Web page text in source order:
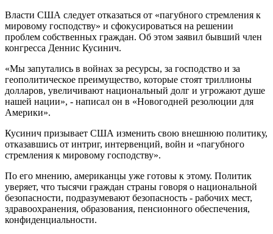
Власти США следует отказаться от «пагубного стремления к
мировому господству» и сфокусироваться на решении
проблем собственных граждан. Об этом заявил бывший член
конгресса Деннис Кусинич.
«Мы запутались в войнах за ресурсы, за господство и за
геополитическое преимущество, которые стоят триллионы
долларов, увеличивают национальный долг и угрожают душе
нашей нации», - написал он в «Новогодней резолюции для
Америки».
Кусинич призывает США изменить свою внешнюю политику,
отказавшись от интриг, интервенций, войн и «пагубного
стремления к мировому господству».
По его мнению, американцы уже готовы к этому. Политик
уверяет, что тысячи граждан страны говоря о национальной
безопасности, подразумевают безопасность - рабочих мест,
здравоохранения, образования, пенсионного обеспечения,
конфиденциальности.